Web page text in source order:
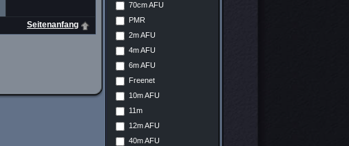
Seitenanfang
70cm AFU
PMR
2m AFU
4m AFU
6m AFU
Freenet
10m AFU
11m
12m AFU
40m AFU